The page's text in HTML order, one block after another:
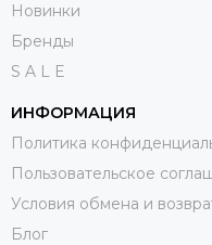
Новинки
Бренды
S A L E
ИНФОРМАЦИЯ
Политика
Пользовательское
Условия обмена и
Блог